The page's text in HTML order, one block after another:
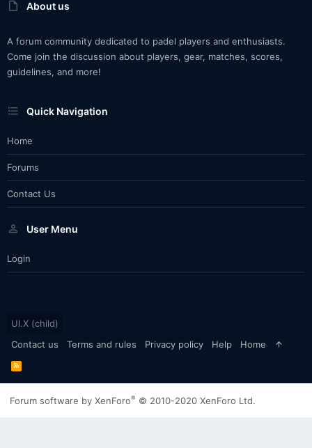
About us
A forum community dedicated to padel players and enthusiasts.
Come join the discussion about players, gear, matches, scores,
guidelines, and more!
Quick Navigation
Home
Forums
Contact Us
User Menu
Login
UI.X (child)
Contact us
Terms and rules Privacy policy Help Home
R
S
S
Forum software by XenForo® © 2010-2020 XenForo Ltd.